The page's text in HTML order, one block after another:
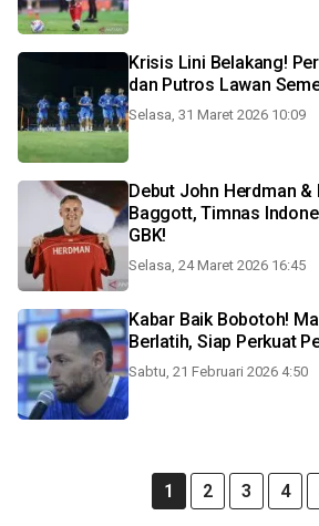
Krisis Lini Belakang!
dan Putros Lawan
Selasa, 31 Maret 2026 10:09
Debut John Herdman &
Baggott, Timnas
GBK!
Selasa, 24 Maret 2026 16:45
Kabar Baik Bobotoh!
Berlatih, Siap Perkuat
Sabtu, 21 Februari 2026 4:50
1 2 3 4